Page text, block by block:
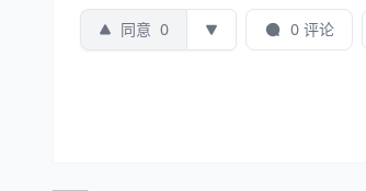
同意 0 0 评论